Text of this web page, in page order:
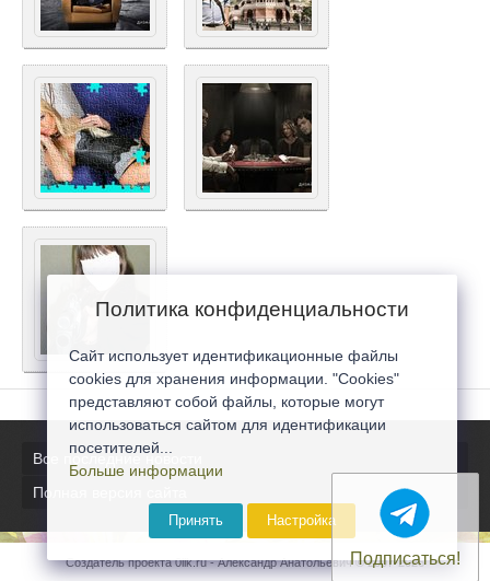
Все последние новости
Полная версия сайта
Создатель проекта 0lik.ru - Александр Анатольевич © 2007-2026
Подписаться!
Политика конфиденциальности
Сайт использует идентификационные файлы
cookies для хранения информации. "Cookies"
представляют собой файлы, которые могут
использоваться сайтом для идентификации
посетителей...
Больше информации
Принять Настройка